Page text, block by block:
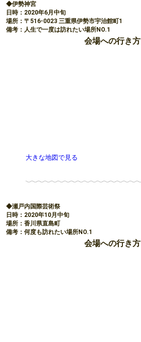
◆伊勢神宮
日時：2020年6月中旬
場所：〒516-0023 三重県伊勢市宇治館町1
備考：人生で一度は訪れたい場所NO.1
会場への行き方
大きな地図で見る
◆瀬戸内国際芸術祭
日時：2020年10月中旬
場所：香川県直島町
備考：何度も訪れたい場所NO.1
会場への行き方